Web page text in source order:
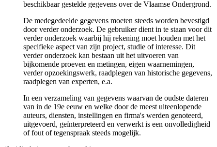
beschikbaar gestelde gegevens over de Vlaamse Ondergrond.
De medegedeelde gegevens moeten steeds worden bevestigd
door verder onderzoek. De gebruiker dient in te staan voor dit
verder onderzoek waarbij hij rekening moet houden met het
specifieke aspect van zijn project, studie of interesse. Dit
verder onderzoek kan bestaan uit het uitvoeren van
bijkomende proeven en metingen, eigen waarnemingen,
verder opzoekingswerk, raadplegen van historische gegevens,
raadplegen van experten, e.a.
In een verzameling van gegevens waarvan de oudste dateren
van in de 19e eeuw en welke door de meest uiteenlopende
auteurs, diensten, instellingen en firma's werden genoteerd,
uitgevoerd, geïnterpreteerd en verwerkt is een onvolledigheid
of fout of tegenspraak steeds mogelijk.